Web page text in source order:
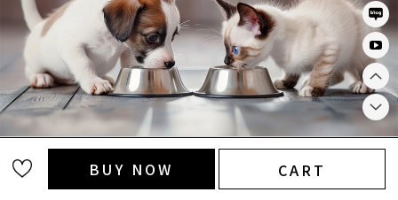
BUY NOW CART